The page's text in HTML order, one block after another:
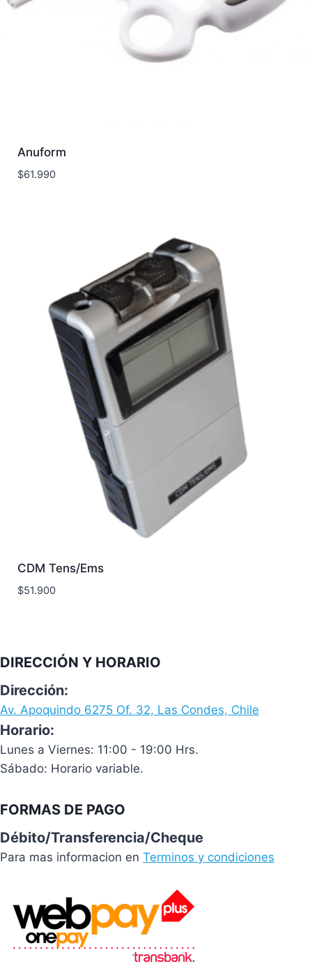
Anuform
$61.990
CDM Tens/Ems
$51.900
DIRECCIÓN Y HORARIO
Dirección:
Av. Apoquindo 6275 Of. 32, Las Condes, Chile
Horario:
Lunes a Viernes: 11:00 - 19:00 Hrs.
Sábado: Horario variable.
FORMAS DE PAGO
Débito/Transferencia/Cheque
Para mas informacion en Terminos y condiciones